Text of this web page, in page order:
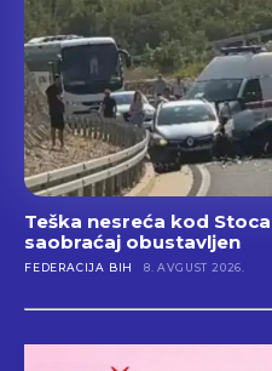
Teška nesreća kod
saobraćaj obustavljen
FEDERACIJA BIH 8. AVGUST 2026.